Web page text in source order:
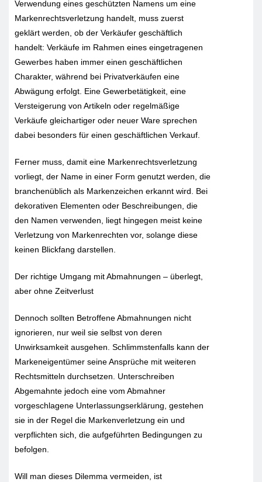
Verwendung eines geschützten Namens um eine
Markenrechtsverletzung handelt, muss zuerst
geklärt werden, ob der Verkäufer geschäftlich
handelt: Verkäufe im Rahmen eines eingetragenen
Gewerbes haben immer einen geschäftlichen
Charakter, während bei Privatverkäufen eine
Abwägung erfolgt. Eine Gewerbetätigkeit, eine
Versteigerung von Artikeln oder regelmäßige
Verkäufe gleichartiger oder neuer Ware sprechen
dabei besonders für einen geschäftlichen Verkauf.
Ferner muss, damit eine Markenrechtsverletzung
vorliegt, der Name in einer Form genutzt werden, die
branchenüblich als Markenzeichen erkannt wird. Bei
dekorativen Elementen oder Beschreibungen, die
den Namen verwenden, liegt hingegen meist keine
Verletzung von Markenrechten vor, solange diese
keinen Blickfang darstellen.
Der richtige Umgang mit Abmahnungen – überlegt,
aber ohne Zeitverlust
Dennoch sollten Betroffene Abmahnungen nicht
ignorieren, nur weil sie selbst von deren
Unwirksamkeit ausgehen. Schlimmstenfalls kann der
Markeneigentümer seine Ansprüche mit weiteren
Rechtsmitteln durchsetzen. Unterschreiben
Abgemahnte jedoch eine vom Abmahner
vorgeschlagene Unterlassungserklärung, gestehen
sie in der Regel die Markenverletzung ein und
verpflichten sich, die aufgeführten Bedingungen zu
befolgen.
Will man dieses Dilemma vermeiden, ist